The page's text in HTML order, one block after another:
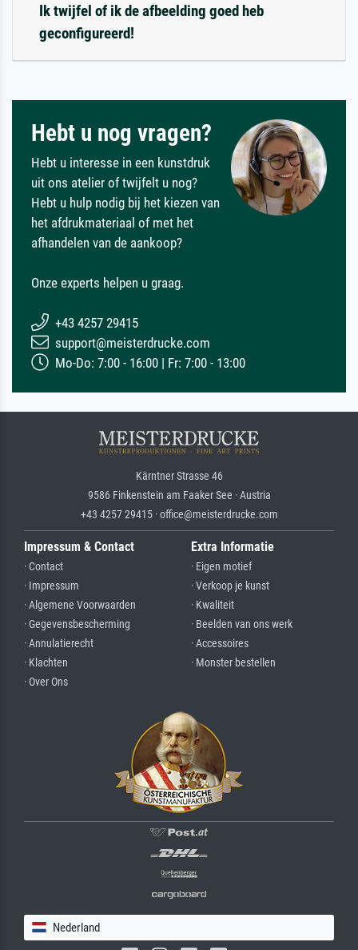
Ik twijfel of ik de afbeelding goed heb
geconfigureerd!
Hebt u nog vragen?
Hebt u interesse in een kunstdruk
uit ons atelier of twijfelt u nog?
Hebt u hulp nodig bij het kiezen van
het afdrukmateriaal of met het
afhandelen van de aankoop?
Onze experts helpen u graag.
+43 4257 29415
support@meisterdrucke.com
Mo-Do: 7:00 - 16:00 | Fr: 7:00 - 13:00
Kärntner Strasse 46
9586 Finkenstein am Faaker See · Austria
+43 4257 29415 · office@meisterdrucke.com
Impressum & Contact
· Contact
· Impressum
· Algemene Voorwaarden
· Gegevensbescherming
· Annulatierecht
· Klachten
· Over Ons
Extra Informatie
· Eigen motief
· Verkoop je kunst
· Kwaliteit
· Beelden van ons werk
· Accessoires
· Monster bestellen
Nederland